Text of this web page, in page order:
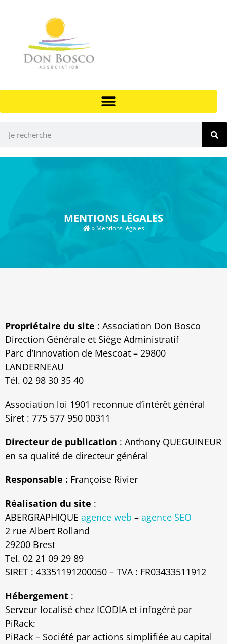
MENTIONS LÉGALES
» Mentions légales
Propriétaire du site : Association Don Bosco
Direction Générale et Siège Administratif
Parc d’Innovation de Mescoat – 29800
LANDERNEAU
Tél. 02 98 30 35 40
Association loi 1901 reconnue d’intérêt général
Siret : 775 577 950 00311
Directeur de publication : Anthony QUEGUINEUR
en sa qualité de directeur général
Responsable : Françoise Rivier
Réalisation du site :
ABERGRAPHIQUE agence web – agence SEO
2 rue Albert Rolland
29200 Brest
Tel. 02 21 09 29 89
SIRET : 43351191200050 – TVA : FR03433511912
Hébergement :
Serveur localisé chez ICODIA et infogéré par
PiRack:
PiRack – Société par actions simplifiée au capital